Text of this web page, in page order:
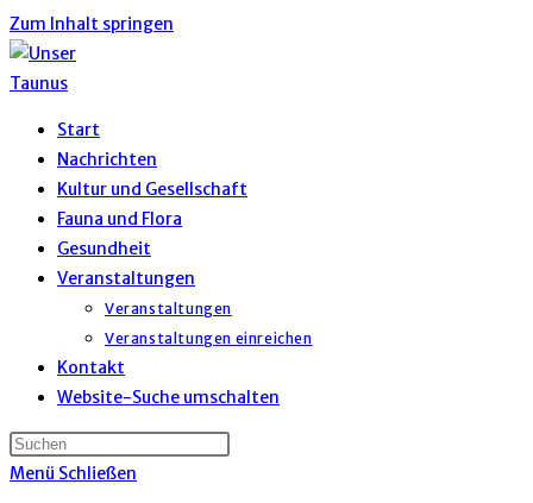
Zum Inhalt springen
Start
Nachrichten
Kultur und Gesellschaft
Fauna und Flora
Gesundheit
Veranstaltungen
Veranstaltungen
Veranstaltungen einreichen
Kontakt
Website-Suche umschalten
Menü Schließen